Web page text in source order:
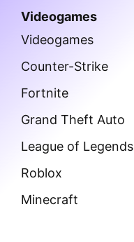
Videogames
Videogames
Counter-Strike
Fortnite
Grand Theft Auto
League of Legends
Roblox
Minecraft